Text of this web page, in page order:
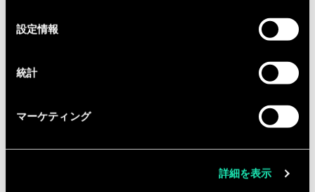
設定情報
統計
マーケティング
詳細を表示
actions commerciales
Diplômé d’une grande Ecole
l'information, de l'ingénierie